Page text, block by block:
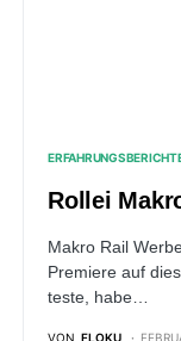
Rollei
Makro Rail
Premiere auf
teste, habe…
VON FLOKU